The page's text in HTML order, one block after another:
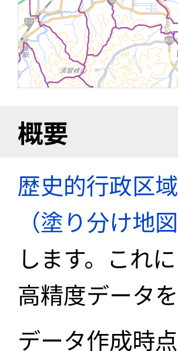
概要
歴史的行政区
（塗り分け地図
します。これ
高精度データ
データ作成時